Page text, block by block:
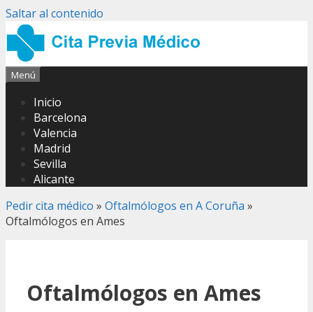
Saltar al contenido
Menú
Inicio
Barcelona
Valencia
Madrid
Sevilla
Alicante
Pedir cita médico » Oftalmólogos en A Coruña »
Oftalmólogos en Ames
Oftalmólogos en Ames